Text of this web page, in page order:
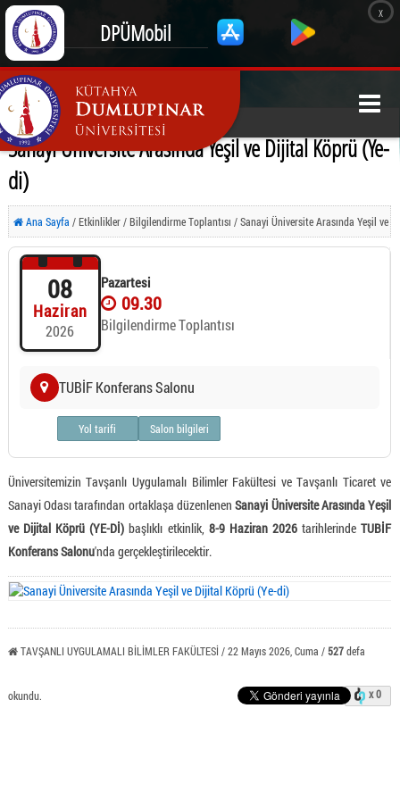
DPÜMobil
x
Sanayi Üniversite Arasında Yeşil ve Dijital Köprü (Ye-
di)
Ana Sayfa / Etkinlikler / Bilgilendirme Toplantısı / Sanayi Üniversite Arasında Yeşil ve
Dijital Köprü (Ye-di)
08
Haziran
2026
Pazartesi
09.30
Bilgilendirme Toplantısı
TUBİF Konferans Salonu
Yol tarifi Salon bilgileri
Üniversitemizin Tavşanlı Uygulamalı Bilimler Fakültesi ve Tavşanlı Ticaret ve
Sanayi Odası tarafından ortaklaşa düzenlenenSanayi Üniversite Arasında Yeşil
ve Dijital Köprü (YE-Dİ)başlıklı etkinlik, 8-9 Haziran 2026tarihlerindeTUBİF
Konferans Salonu'nda gerçekleştirilecektir.
TAVŞANLI UYGULAMALI BİLİMLER FAKÜLTESİ / 22 Mayıs 2026, Cuma /527defa
okundu. x 0